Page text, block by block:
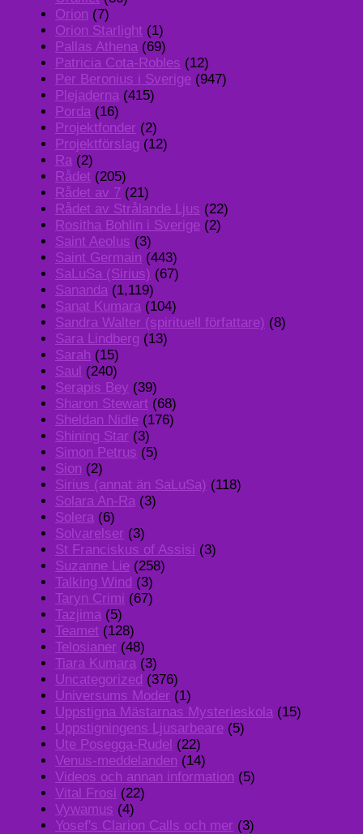
Orion (7)
Orion Starlight (1)
Pallas Athena (69)
Patricia Cota-Robles (12)
Per Beronius i Sverige (947)
Plejaderna (415)
Porda (16)
Projektfonder (2)
Projektförslag (12)
Ra (2)
Rådet (205)
Rådet av 7 (21)
Rådet av Strålande Ljus (22)
Rositha Bohlin i Sverige (2)
Saint Aeolus (3)
Saint Germain (443)
SaLuSa (Sirius) (67)
Sananda (1,119)
Sanat Kumara (104)
Sandra Walter (spirituell författare) (8)
Sara Lindberg (13)
Sarah (15)
Saul (240)
Serapis Bey (39)
Sharon Stewart (68)
Sheldan Nidle (176)
Shining Star (3)
Simon Petrus (5)
Sion (2)
Sirius (annat än SaLuSa) (118)
Solara An-Ra (3)
Solera (6)
Solvarelser (3)
St Franciskus of Assisi (3)
Suzanne Lie (258)
Talking Wind (3)
Taryn Crimi (67)
Tazjima (5)
Teamet (128)
Telosianer (48)
Tiara Kumara (3)
Uncategorized (376)
Universums Moder (1)
Uppstigna Mästarnas Mysterieskola (15)
Uppstigningens Ljusarbeare (5)
Ute Posegga-Rudel (22)
Venus-meddelanden (14)
Videos och annan information (5)
Vital Frosi (22)
Vywamus (4)
Yosef's Clarion Calls och mer (3)